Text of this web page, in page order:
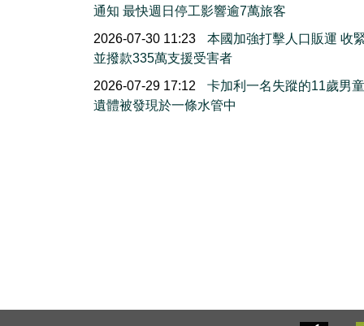
通知 最快週日停工影響逾7萬旅客
2026-07-30 11:23
本國加強打擊人口販運 收
並撥款335萬支援受害者
2026-07-29 17:12
卡加利一名失蹤的11歲男
遺體被發現於一條水管中